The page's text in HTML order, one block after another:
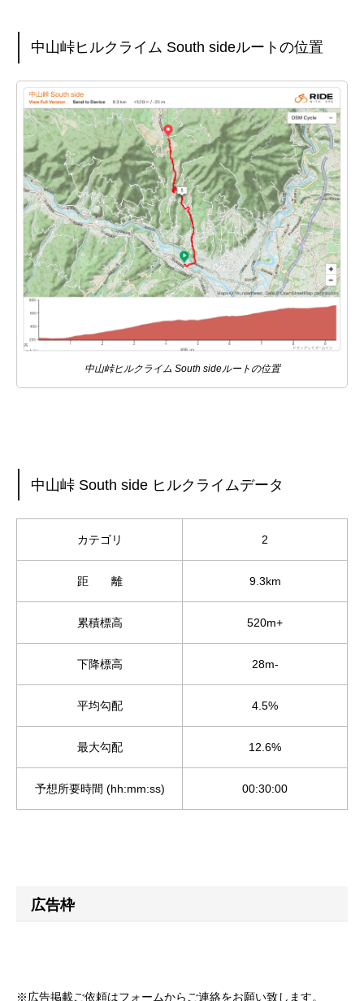
中山峠ヒルクライム South sideルートの位置
中山峠ヒルクライム South sideルートの位置
中山峠 South side ヒルクライムデータ
カテゴリ 2
距 離 9.3km
累積標高 520m+
下降標高 28m-
平均勾配 4.5%
最大勾配 12.6%
予想所要時間 (hh:mm:ss) 00:30:00
広告枠
※広告掲載ご依頼はフォームからご連絡をお願い致します。